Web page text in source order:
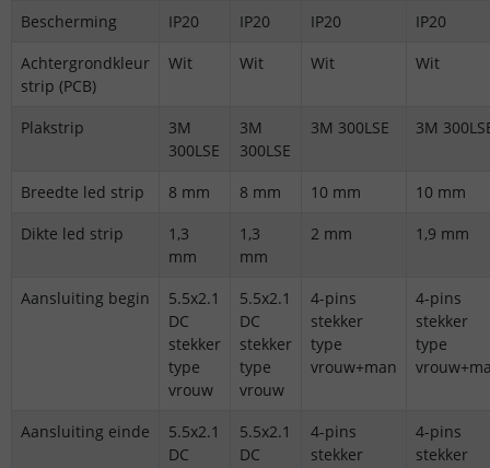
Bescherming IP20 IP20 IP20
IP20
Achtergrondkleur
strip (PCB)
Wit Wit Wit Wit
Plakstrip
3M
300LSE
3M
300LSE
3M 300LSE 3M
Breedte led strip 8 mm 8 mm 10 mm
10 mm
Dikte led strip
1,3
mm
1,3
mm
2 mm 1,9 mm
Aansluiting begin
5.5x2.1
DC
stekker
type
vrouw
5.5x2.1
DC
stekker
type
vrouw
4-pins
stekker
type
vrouw+man
4-pins
stekker
type
Aansluiting einde
5.5x2.1
DC
5.5x2.1
DC
4-pins
stekker
4-pins
stekker